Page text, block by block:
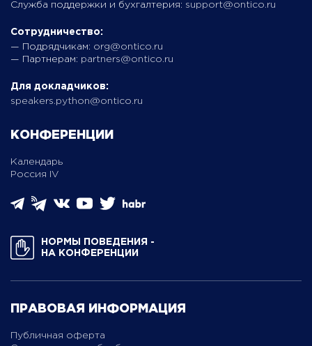
Служба поддержки и бухгалтерия: support@ontico.ru
Сотрудничество:
— Подрядчикам: org@ontico.ru
— Партнерам: partners@ontico.ru
Для докладчиков:
speakers.python@ontico.ru
КОНФЕРЕНЦИИ
Календарь
Россия IV
НОРМЫ ПОВЕДЕНИЯ ­
НА КОНФЕРЕНЦИИ
ПРАВОВАЯ ИНФОРМАЦИЯ
Публичная оферта